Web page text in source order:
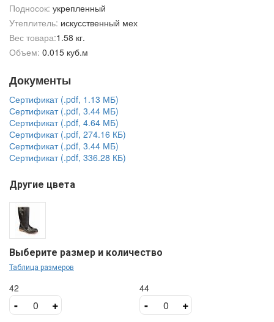
Подносок: укрепленный
Утеплитель: искусственный мех
Вес товара:1.58 кг.
Объем: 0.015 куб.м
Документы
Сертификат (.pdf, 1.13 МБ)
Сертификат (.pdf, 3.44 МБ)
Сертификат (.pdf, 4.64 МБ)
Сертификат (.pdf, 274.16 КБ)
Сертификат (.pdf, 3.44 МБ)
Сертификат (.pdf, 336.28 КБ)
Другие цвета
Выберите размер и количество
Таблица размеров
42
- +
44
- +